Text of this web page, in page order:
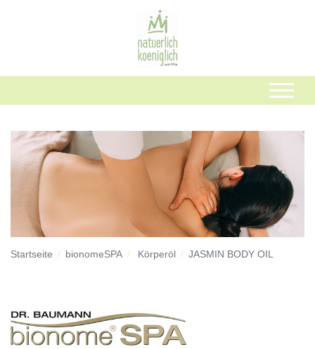
Startseite bionomeSPA Körperöl JASMIN BODY OIL